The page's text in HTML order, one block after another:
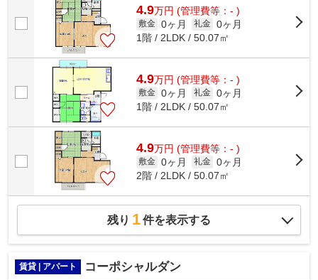
4.9万円 (管理費等：- )
敷金 0ヶ月 礼金 0ヶ月
1階 / 2LDK / 50.07㎡
4.9万円 (管理費等：- )
敷金 0ヶ月 礼金 0ヶ月
1階 / 2LDK / 50.07㎡
4.9万円 (管理費等：- )
敷金 0ヶ月 礼金 0ヶ月
2階 / 2LDK / 50.07㎡
残り 1件を表示する
賃貸 | アパート コーポシャルダン